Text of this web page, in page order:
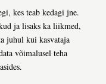
kes teab kedagi jne.
ja lisaks ka liikmed,
juhul kui kasvataja
võimalusel teha